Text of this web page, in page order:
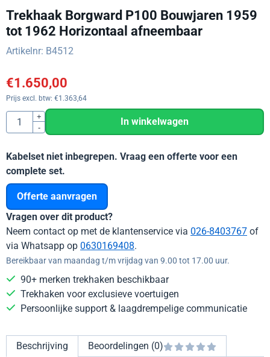
Trekhaak Borgward P100 Bouwjaren 1959
tot 1962 Horizontaal afneembaar
Artikelnr: B4512
€1.650,00
Prijs excl. btw: €1.363,64
Aantal
+
-
In winkelwagen
Kabelset niet inbegrepen. Vraag een offerte voor een
complete set.
Offerte aanvragen
Vragen over dit product?
Neem contact op met de klantenservice via 026-8403767 of
via Whatsapp op 0630169408.
Bereikbaar van maandag t/m vrijdag van 9.00 tot 17.00 uur.
90+ merken trekhaken beschikbaar
Trekhaken voor exclusieve voertuigen
Persoonlijke support & laagdrempelige communicatie
Beschrijving Beoordelingen (0)